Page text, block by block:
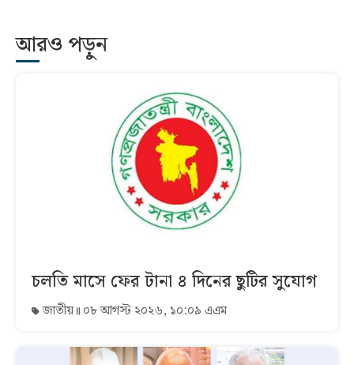
আরও পড়ুন
চলতি মাসে ফের টানা ৪ দিনের ছুটির সুযোগ
জাতীয় ০৮ আগস্ট ২০২৬, ১০:০৯ এএম